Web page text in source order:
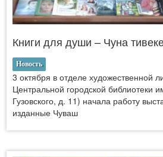
Книги для души – Чуна
Новость
3 октября в отделе художественной
Центральной городской библиотеки
Гузовского, д. 11) начала работу
изданные Чуваш